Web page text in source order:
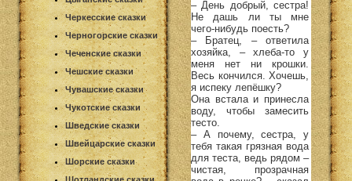
Черкесские сказки
Черногорские сказки
Чеченские сказки
Чешские сказки
Чувашские сказки
Чукотские сказки
Шведские сказки
Швейцарские сказки
Шорские сказки
– День добрый, сестра!
Не дашь ли ты мне
чего-нибудь поесть?
– Братец, – ответила
хозяйка, – хлеба-то у
меня нет ни крошки.
Весь кончился. Хочешь,
я испеку лепёшку?
Она встала и принесла
воду, чтобы замесить
тесто.
– А почему, сестра, у
тебя такая грязная вода
для теста, ведь рядом –
чистая, прозрачная